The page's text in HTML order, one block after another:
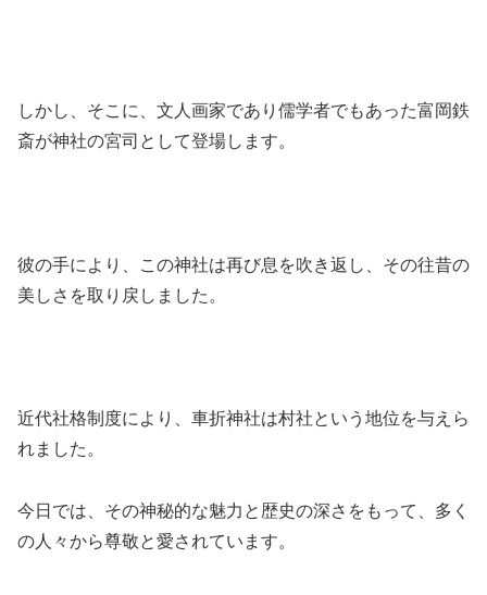
しかし、そこに、文人画家であり儒学者でもあった富岡鉄
斎が神社の宮司として登場します。
彼の手により、この神社は再び息を吹き返し、その往昔の
美しさを取り戻しました。
近代社格制度により、車折神社は村社という地位を与えら
れました。
今日では、その神秘的な魅力と歴史の深さをもって、多く
の人々から尊敬と愛されています。